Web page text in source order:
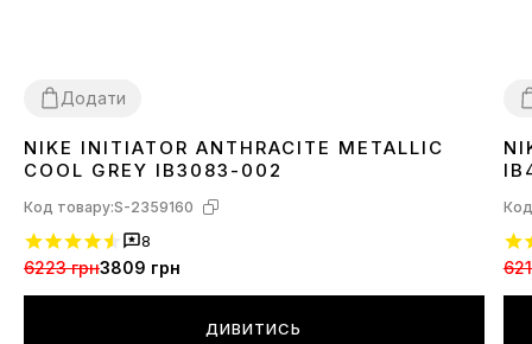
Додати
4041 4243 44
NIKE INITIATOR ANTHRACITE METALLIC
COOL GREY IB3083-002
Код товару:S-2359160
8
6223 грн3809 грн
ДИВИТИСЬ